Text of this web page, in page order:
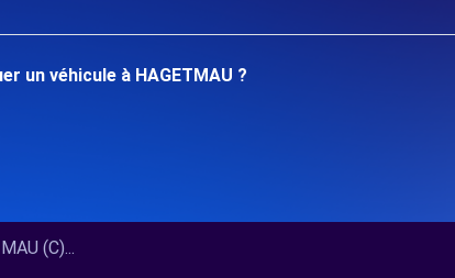
un véhicule à HAGETMAU ?
(C)...